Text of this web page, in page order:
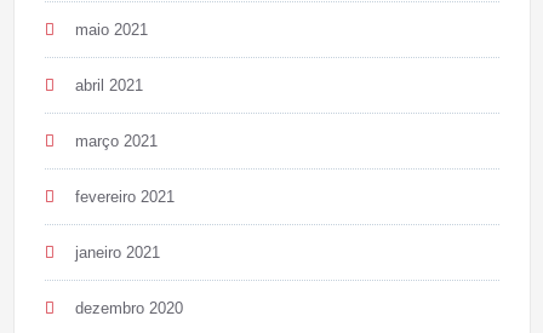
maio 2021
abril 2021
março 2021
fevereiro 2021
janeiro 2021
dezembro 2020